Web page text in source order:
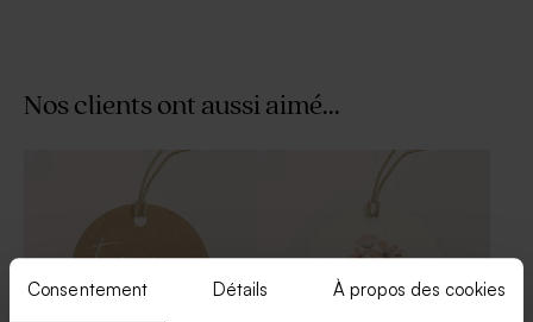
Consentement Détails À propos des cookies
Bougie arc-en-ciel blanche
Porte clé en macramé -
Nos clients ont aussi aimé...